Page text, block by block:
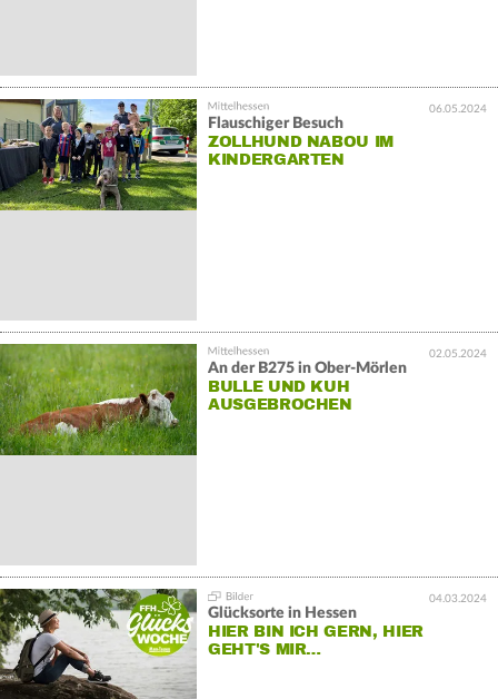
06.05.2024
Flauschiger Besuch
ZOLLHUND NABOU IM
KINDERGARTEN
02.05.2024
An der B275 in Ober-Mörlen
BULLE UND KUH
AUSGEBROCHEN
04.03.2024
Glücksorte in Hessen
HIER BIN ICH GERN, HIER
GEHT'S MIR…